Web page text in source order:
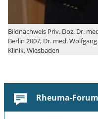
Bildnachweis Priv. Doz. Dr.
Berlin 2007, Dr. med.
Klinik, Wiesbaden
Rheuma-Forum